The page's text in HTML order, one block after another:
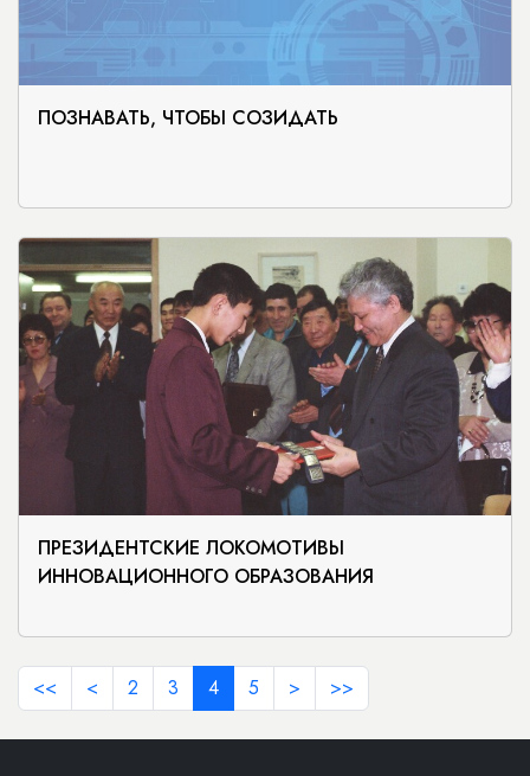
ПОЗНАВАТЬ, ЧТОБЫ СОЗИДАТЬ
ПРЕЗИДЕНТСКИЕ ЛОКОМОТИВЫ
ИННОВАЦИОННОГО ОБРАЗОВАНИЯ
<< < 2 3 4 5 > >>